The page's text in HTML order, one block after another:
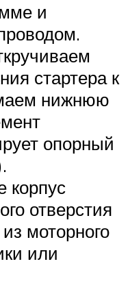
и
стартера к
нижнюю
опорный
корпус
отверстия
моторного
или